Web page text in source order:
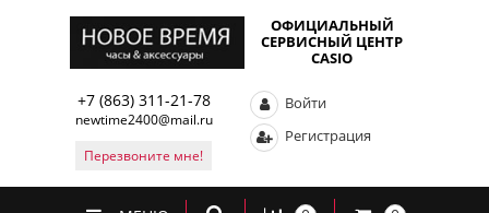
ОФИЦИАЛЬНЫЙ
СЕРВИСНЫЙ ЦЕНТР
CASIO
+7 (863) 311-21-78
newtime2400@mail.ru
Перезвоните мне!
Войти
Регистрация